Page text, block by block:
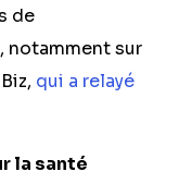
de
notamment sur
qui a relayé
la santé